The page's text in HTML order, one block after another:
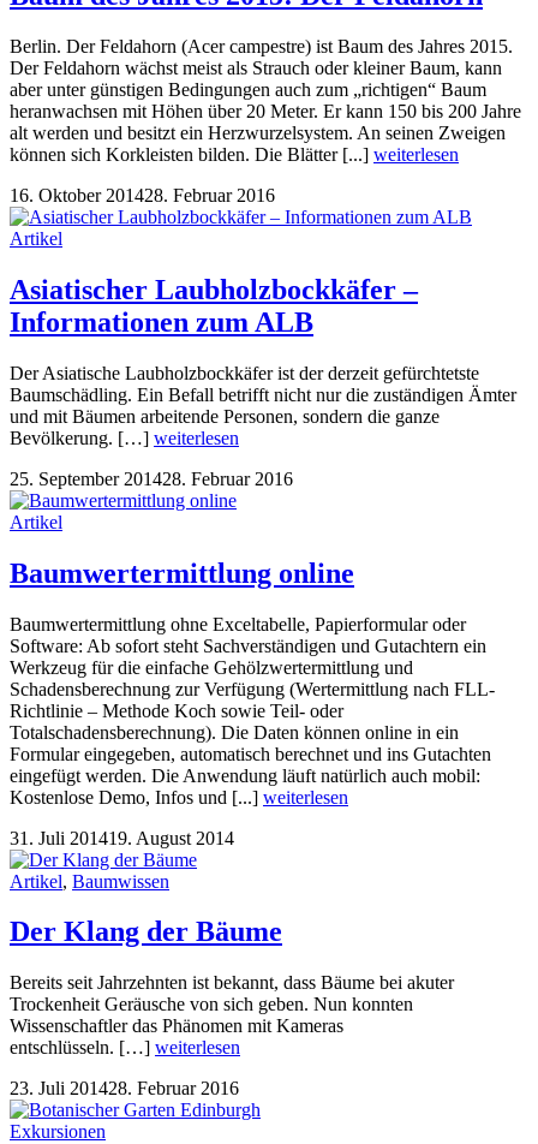
Berlin. Der Feldahorn (Acer campestre) ist Baum des Jahres 2015.
Der Feldahorn wächst meist als Strauch oder kleiner Baum, kann
aber unter günstigen Bedingungen auch zum „richtigen“ Baum
heranwachsen mit Höhen über 20 Meter. Er kann 150 bis 200 Jahre
alt werden und besitzt ein Herzwurzelsystem. An seinen Zweigen
können sich Korkleisten bilden. Die Blätter [...] weiterlesen
16. Oktober 201428. Februar 2016
Artikel
Asiatischer Laubholzbockkäfer –
Informationen zum ALB
Der Asiatische Laubholzbockkäfer ist der derzeit gefürchtetste
Baumschädling. Ein Befall betrifft nicht nur die zuständigen Ämter
und mit Bäumen arbeitende Personen, sondern die ganze
Bevölkerung. […] weiterlesen
25. September 201428. Februar 2016
Artikel
Baumwertermittlung online
Baumwertermittlung ohne Exceltabelle, Papierformular oder
Software: Ab sofort steht Sachverständigen und Gutachtern ein
Werkzeug für die einfache Gehölzwertermittlung und
Schadensberechnung zur Verfügung (Wertermittlung nach FLL-
Richtlinie – Methode Koch sowie Teil- oder
Totalschadensberechnung). Die Daten können online in ein
Formular eingegeben, automatisch berechnet und ins Gutachten
eingefügt werden. Die Anwendung läuft natürlich auch mobil:
Kostenlose Demo, Infos und [...] weiterlesen
31. Juli 201419. August 2014
Artikel, Baumwissen
Der Klang der Bäume
Bereits seit Jahrzehnten ist bekannt, dass Bäume bei akuter
Trockenheit Geräusche von sich geben. Nun konnten
Wissenschaftler das Phänomen mit Kameras
entschlüsseln. […] weiterlesen
23. Juli 201428. Februar 2016
Exkursionen